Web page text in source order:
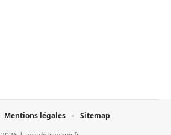
Mentions légales Sitemap